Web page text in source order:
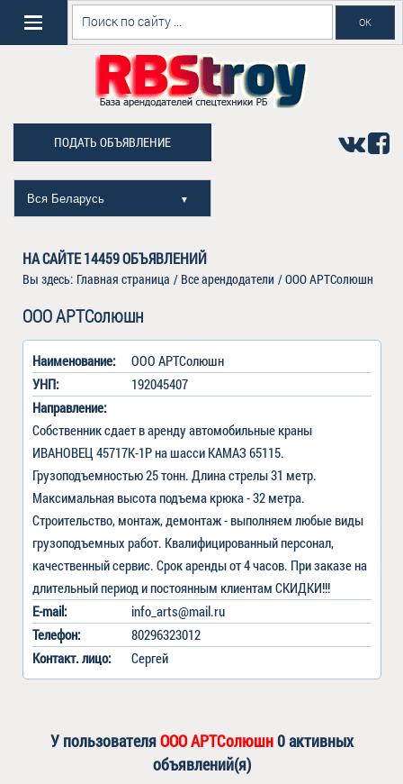
ПОДАТЬ ОБЪЯВЛЕНИЕ
Вся Беларусь ▼
НА САЙТЕ14459ОБЪЯВЛЕНИЙ
Вы здесь: Главная страница / Все арендодатели /ООО АРТСолюшн
ООО АРТСолюшн
Наименование:
ООО АРТСолюшн
УНП:
192045407
Направление:
Собственник сдает в аренду автомобильные краны
ИВАНОВЕЦ 45717К-1Р на шасси КАМАЗ 65115.
Грузоподъемностью 25 тонн. Длина стрелы 31 метр.
Максимальная высота подъема крюка - 32 метра.
Строительство, монтаж, демонтаж - выполняем любые виды
грузоподъемных работ. Квалифицированный персонал,
качественный сервис. Срок аренды от 4 часов. При заказе на
длительный период и постоянным клиентам СКИДКИ!!!
E-mail:
info_arts@mail.ru
Телефон:
80296323012
Контакт.лицо: Сергей
У пользователяООО АРТСолюшн0 активных
объявлений(я)